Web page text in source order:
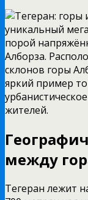
уникальный
порой
Алборза.
склонов горы
яркий пример
жителей.
между
Тегеран лежит